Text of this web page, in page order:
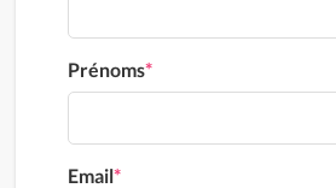
Prénoms*
Email*